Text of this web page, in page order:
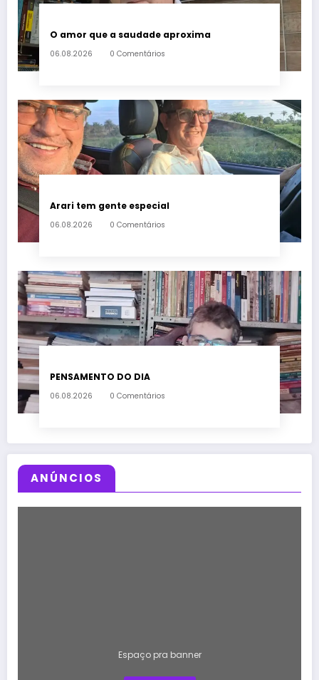
O amor que a saudade aproxima
06.08.2026 0 Comentários
Arari tem gente especial
06.08.2026 0 Comentários
PENSAMENTO DO DIA
06.08.2026 0 Comentários
ANÚNCIOS
Espaço pra banner